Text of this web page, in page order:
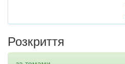
Розкриття